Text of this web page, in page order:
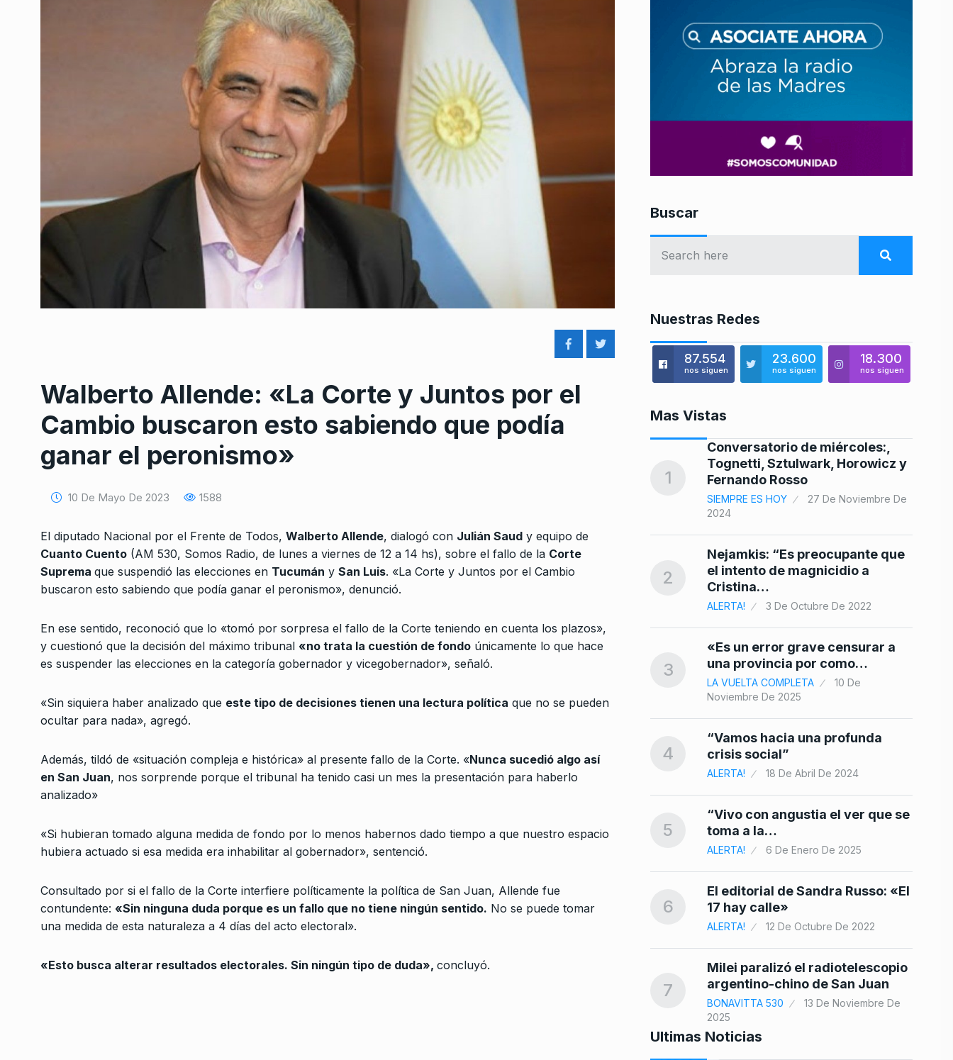
Walberto Allende: «La Corte y Juntos por el
Cambio buscaron esto sabiendo que podía
ganar el peronismo»
10 De Mayo De 2023 1588
El diputado Nacional por el Frente de Todos, Walberto Allende, dialogó con Julián Saud y equipo de
Cuanto Cuento (AM 530, Somos Radio, de lunes a viernes de 12 a 14 hs), sobre el fallo de la Corte
Suprema que suspendió las elecciones en Tucumán y San Luis. «La Corte y Juntos por el Cambio
buscaron esto sabiendo que podía ganar el peronismo», denunció.
En ese sentido, reconoció que lo «tomó por sorpresa el fallo de la Corte teniendo en cuenta los plazos»,
y cuestionó que la decisión del máximo tribunal «no trata la cuestión de fondo únicamente lo que hace
es suspender las elecciones en la categoría gobernador y vicegobernador», señaló.
«Sin siquiera haber analizado que este tipo de decisiones tienen una lectura política que no se pueden
ocultar para nada», agregó.
Además, tildó de «situación compleja e histórica» al presente fallo de la Corte. «Nunca sucedió algo así
en San Juan, nos sorprende porque el tribunal ha tenido casi un mes la presentación para haberlo
analizado»
«Si hubieran tomado alguna medida de fondo por lo menos habernos dado tiempo a que nuestro espacio
hubiera actuado si esa medida era inhabilitar al gobernador», sentenció.
Consultado por si el fallo de la Corte interfiere políticamente la política de San Juan, Allende fue
contundente: «Sin ninguna duda porque es un fallo que no tiene ningún sentido. No se puede tomar
una medida de esta naturaleza a 4 días del acto electoral».
«Esto busca alterar resultados electorales. Sin ningún tipo de duda», concluyó.
Buscar
Nuestras Redes
87.554
nos siguen
23.600
nos siguen
18.300
nos siguen
Mas Vistas
Conversatorio de miércoles:,
Tognetti, Sztulwark, Horowicz y
SIEMPRE ES HOY
2
Nejamkis: “Es preocupante que
el intento de magnicidio a
Cristina…
3
«Es un error grave censurar a
una provincia por como…
Noviembre De 2025
4
crisis social”
ALERTA! 18 De Abril De 2024
5
toma a la…
ALERTA! 6 De Enero De 2025
6
El editorial de Sandra Russo: «El
17 hay calle»
ALERTA! 12 De Octubre De 2022
Milei paralizó el radiotelescopio
9
IMPSA es muy mala”
ALERTA! 9 De Enero De 2025
ALERTA! 18 De Octubre De 2022
1
Conversatorio de miércoles:,
Tognetti, Sztulwark, Horowicz y
Fernando Rosso
SIEMPRE ES HOY
27 De Noviembre De
2024
2
Nejamkis: “Es preocupante que
el intento de magnicidio a
Cristina…
ALERTA! 3 De Octubre De 2022
3
«Es un error grave censurar a
una provincia por como…
LA VUELTA COMPLETA
10 De
Noviembre De 2025
4
“Vamos hacia una profunda
crisis social”
ALERTA! 18 De Abril De 2024
5
“Vivo con angustia el ver que se
toma a la…
ALERTA! 6 De Enero De 2025
6
El editorial de Sandra Russo: «El
17 hay calle»
ALERTA! 12 De Octubre De 2022
7
Milei paralizó el radiotelescopio
argentino-chino de San Juan
BONAVITTA 530
13 De Noviembre De
2025
Ultimas Noticias